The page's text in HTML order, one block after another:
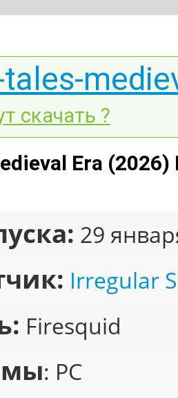
скачать ?
Era
29
Irregular
Firesquid
: PC